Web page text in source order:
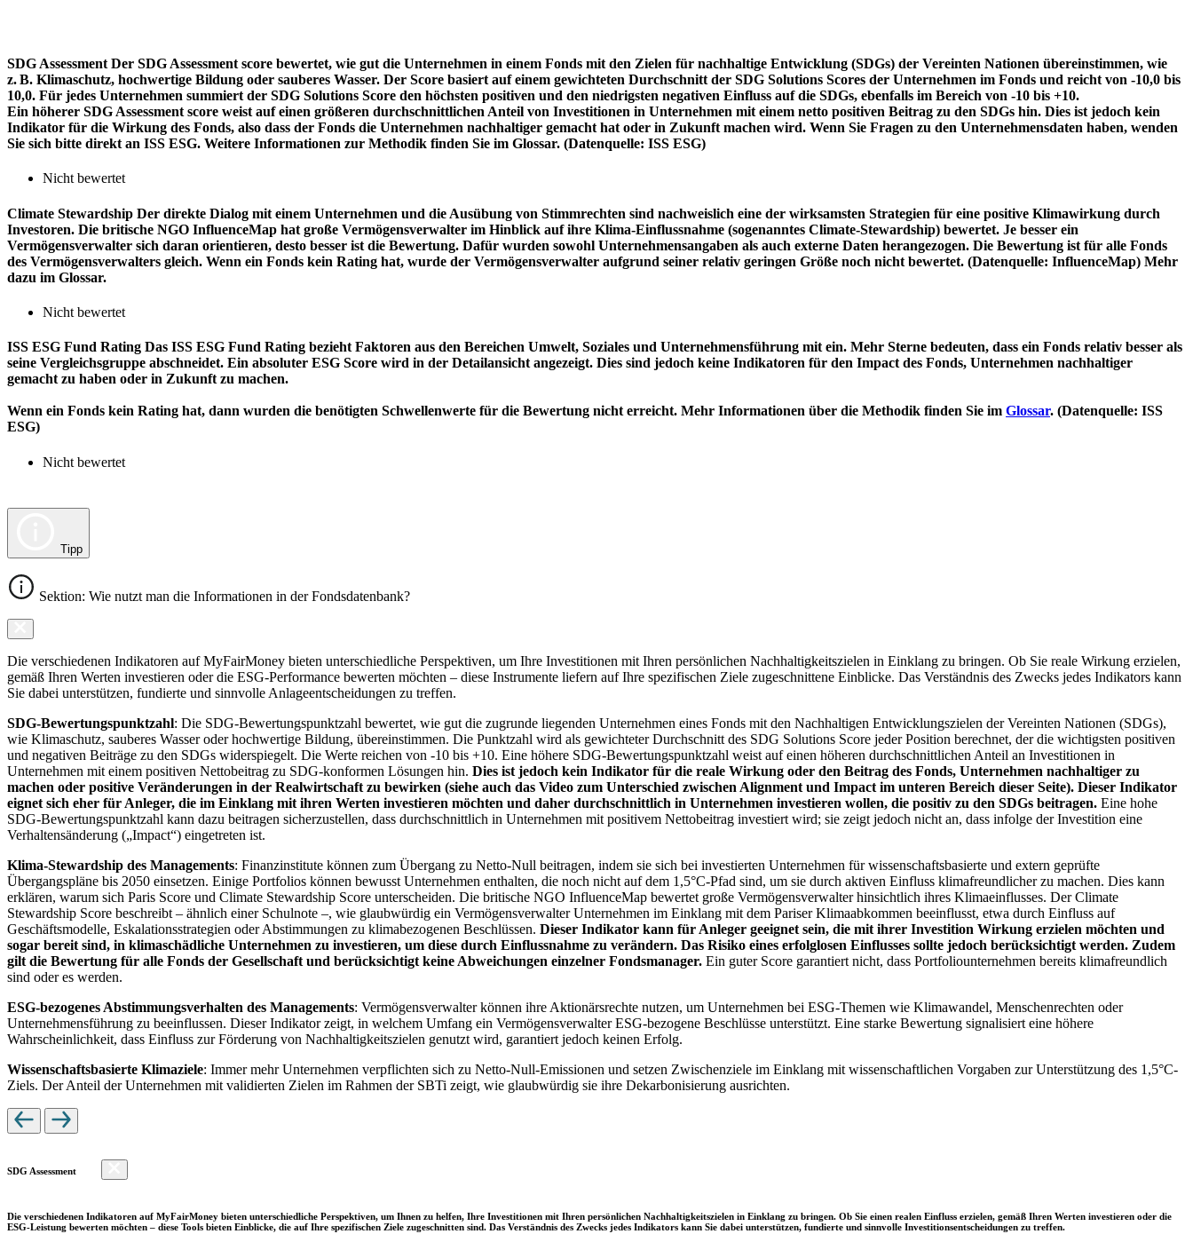
SDG Assessment Der SDG Assessment score bewertet, wie gut die Unternehmen in einem Fonds mit den Zielen für nachhaltige Entwicklung (SDGs) der Vereinten Nationen übereinstimmen, wie
z. B. Klimaschutz, hochwertige Bildung oder sauberes Wasser. Der Score basiert auf einem gewichteten Durchschnitt der SDG Solutions Scores der Unternehmen im Fonds und reicht von -10,0 bis
10,0. Für jedes Unternehmen summiert der SDG Solutions Score den höchsten positiven und den niedrigsten negativen Einfluss auf die SDGs, ebenfalls im Bereich von -10 bis +10.
Ein höherer SDG Assessment score weist auf einen größeren durchschnittlichen Anteil von Investitionen in Unternehmen mit einem netto positiven Beitrag zu den SDGs hin. Dies ist jedoch kein
Indikator für die Wirkung des Fonds, also dass der Fonds die Unternehmen nachhaltiger gemacht hat oder in Zukunft machen wird. Wenn Sie Fragen zu den Unternehmensdaten haben, wenden
Sie sich bitte direkt an ISS ESG. Weitere Informationen zur Methodik finden Sie im Glossar. (Datenquelle: ISS ESG)
Nicht bewertet
Climate Stewardship Der direkte Dialog mit einem Unternehmen und die Ausübung von Stimmrechten sind nachweislich eine der wirksamsten Strategien für eine positive Klimawirkung durch
Investoren. Die britische NGO InfluenceMap hat große Vermögensverwalter im Hinblick auf ihre Klima-Einflussnahme (sogenanntes Climate-Stewardship) bewertet. Je besser ein
Vermögensverwalter sich daran orientieren, desto besser ist die Bewertung. Dafür wurden sowohl Unternehmensangaben als auch externe Daten herangezogen. Die Bewertung ist für alle Fonds
des Vermögensverwalters gleich. Wenn ein Fonds kein Rating hat, wurde der Vermögensverwalter aufgrund seiner relativ geringen Größe noch nicht bewertet. (Datenquelle: InfluenceMap) Mehr
dazu im Glossar.
Nicht bewertet
ISS ESG Fund Rating Das ISS ESG Fund Rating bezieht Faktoren aus den Bereichen Umwelt, Soziales und Unternehmensführung mit ein. Mehr Sterne bedeuten, dass ein Fonds relativ besser als
seine Vergleichsgruppe abschneidet. Ein absoluter ESG Score wird in der Detailansicht angezeigt. Dies sind jedoch keine Indikatoren für den Impact des Fonds, Unternehmen nachhaltiger
gemacht zu haben oder in Zukunft zu machen.
Wenn ein Fonds kein Rating hat, dann wurden die benötigten Schwellenwerte für die Bewertung nicht erreicht. Mehr Informationen über die Methodik finden Sie im Glossar. (Datenquelle: ISS
ESG)
Nicht bewertet
Tipp
Sektion: Wie nutzt man die Informationen in der Fondsdatenbank?
Die verschiedenen Indikatoren auf MyFairMoney bieten unterschiedliche Perspektiven, um Ihre Investitionen mit Ihren persönlichen Nachhaltigkeitszielen in Einklang zu bringen. Ob Sie reale Wirkung erzielen,
gemäß Ihren Werten investieren oder die ESG-Performance bewerten möchten – diese Instrumente liefern auf Ihre spezifischen Ziele zugeschnittene Einblicke. Das Verständnis des Zwecks jedes Indikators kann
Sie dabei unterstützen, fundierte und sinnvolle Anlageentscheidungen zu treffen.
SDG-Bewertungspunktzahl: Die SDG-Bewertungspunktzahl bewertet, wie gut die zugrunde liegenden Unternehmen eines Fonds mit den Nachhaltigen Entwicklungszielen der Vereinten Nationen (SDGs),
wie Klimaschutz, sauberes Wasser oder hochwertige Bildung, übereinstimmen. Die Punktzahl wird als gewichteter Durchschnitt des SDG Solutions Score jeder Position berechnet, der die wichtigsten positiven
und negativen Beiträge zu den SDGs widerspiegelt. Die Werte reichen von -10 bis +10. Eine höhere SDG-Bewertungspunktzahl weist auf einen höheren durchschnittlichen Anteil an Investitionen in
Unternehmen mit einem positiven Nettobeitrag zu SDG-konformen Lösungen hin. Dies ist jedoch kein Indikator für die reale Wirkung oder den Beitrag des Fonds, Unternehmen nachhaltiger zu
machen oder positive Veränderungen in der Realwirtschaft zu bewirken (siehe auch das Video zum Unterschied zwischen Alignment und Impact im unteren Bereich dieser Seite). Dieser Indikator
eignet sich eher für Anleger, die im Einklang mit ihren Werten investieren möchten und daher durchschnittlich in Unternehmen investieren wollen, die positiv zu den SDGs beitragen. Eine hohe
SDG-Bewertungspunktzahl kann dazu beitragen sicherzustellen, dass durchschnittlich in Unternehmen mit positivem Nettobeitrag investiert wird; sie zeigt jedoch nicht an, dass infolge der Investition eine
Verhaltensänderung („Impact“) eingetreten ist.
Klima-Stewardship des Managements: Finanzinstitute können zum Übergang zu Netto-Null beitragen, indem sie sich bei investierten Unternehmen für wissenschaftsbasierte und extern geprüfte
Übergangspläne bis 2050 einsetzen. Einige Portfolios können bewusst Unternehmen enthalten, die noch nicht auf dem 1,5°C-Pfad sind, um sie durch aktiven Einfluss klimafreundlicher zu machen. Dies kann
erklären, warum sich Paris Score und Climate Stewardship Score unterscheiden. Die britische NGO InfluenceMap bewertet große Vermögensverwalter hinsichtlich ihres Klimaeinflusses. Der Climate
Stewardship Score beschreibt – ähnlich einer Schulnote –, wie glaubwürdig ein Vermögensverwalter Unternehmen im Einklang mit dem Pariser Klimaabkommen beeinflusst, etwa durch Einfluss auf
Geschäftsmodelle, Eskalationsstrategien oder Abstimmungen zu klimabezogenen Beschlüssen. Dieser Indikator kann für Anleger geeignet sein, die mit ihrer Investition Wirkung erzielen möchten und
sogar bereit sind, in klimaschädliche Unternehmen zu investieren, um diese durch Einflussnahme zu verändern. Das Risiko eines erfolglosen Einflusses sollte jedoch berücksichtigt werden. Zudem
gilt die Bewertung für alle Fonds der Gesellschaft und berücksichtigt keine Abweichungen einzelner Fondsmanager. Ein guter Score garantiert nicht, dass Portfoliounternehmen bereits klimafreundlich
sind oder es werden.
ESG-bezogenes Abstimmungsverhalten des Managements: Vermögensverwalter können ihre Aktionärsrechte nutzen, um Unternehmen bei ESG-Themen wie Klimawandel, Menschenrechten oder
Unternehmensführung zu beeinflussen. Dieser Indikator zeigt, in welchem Umfang ein Vermögensverwalter ESG-bezogene Beschlüsse unterstützt. Eine starke Bewertung signalisiert eine höhere
Wahrscheinlichkeit, dass Einfluss zur Förderung von Nachhaltigkeitszielen genutzt wird, garantiert jedoch keinen Erfolg.
Wissenschaftsbasierte Klimaziele: Immer mehr Unternehmen verpflichten sich zu Netto-Null-Emissionen und setzen Zwischenziele im Einklang mit wissenschaftlichen Vorgaben zur Unterstützung des 1,5°C-
Ziels. Der Anteil der Unternehmen mit validierten Zielen im Rahmen der SBTi zeigt, wie glaubwürdig sie ihre Dekarbonisierung ausrichten.
SDG Assessment
Die verschiedenen Indikatoren auf MyFairMoney bieten unterschiedliche Perspektiven, um Ihnen zu helfen, Ihre Investitionen mit Ihren persönlichen Nachhaltigkeitszielen in Einklang zu bringen. Ob Sie einen realen Einfluss erzielen, gemäß Ihren Werten investieren oder die
ESG-Leistung bewerten möchten – diese Tools bieten Einblicke, die auf Ihre spezifischen Ziele zugeschnitten sind. Das Verständnis des Zwecks jedes Indikators kann Sie dabei unterstützen, fundierte und sinnvolle Investitionsentscheidungen zu treffen.